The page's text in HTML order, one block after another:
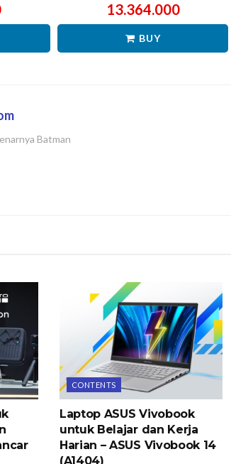
13.364.000
BUY
Batman
CONTENTS
Laptop ASUS Vivobook
untuk Belajar dan Kerja
Harian – ASUS Vivobook 14
(A1404)